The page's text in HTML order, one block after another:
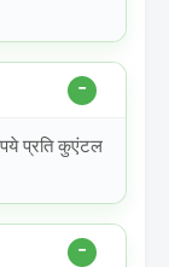
प्रति कुएंटल